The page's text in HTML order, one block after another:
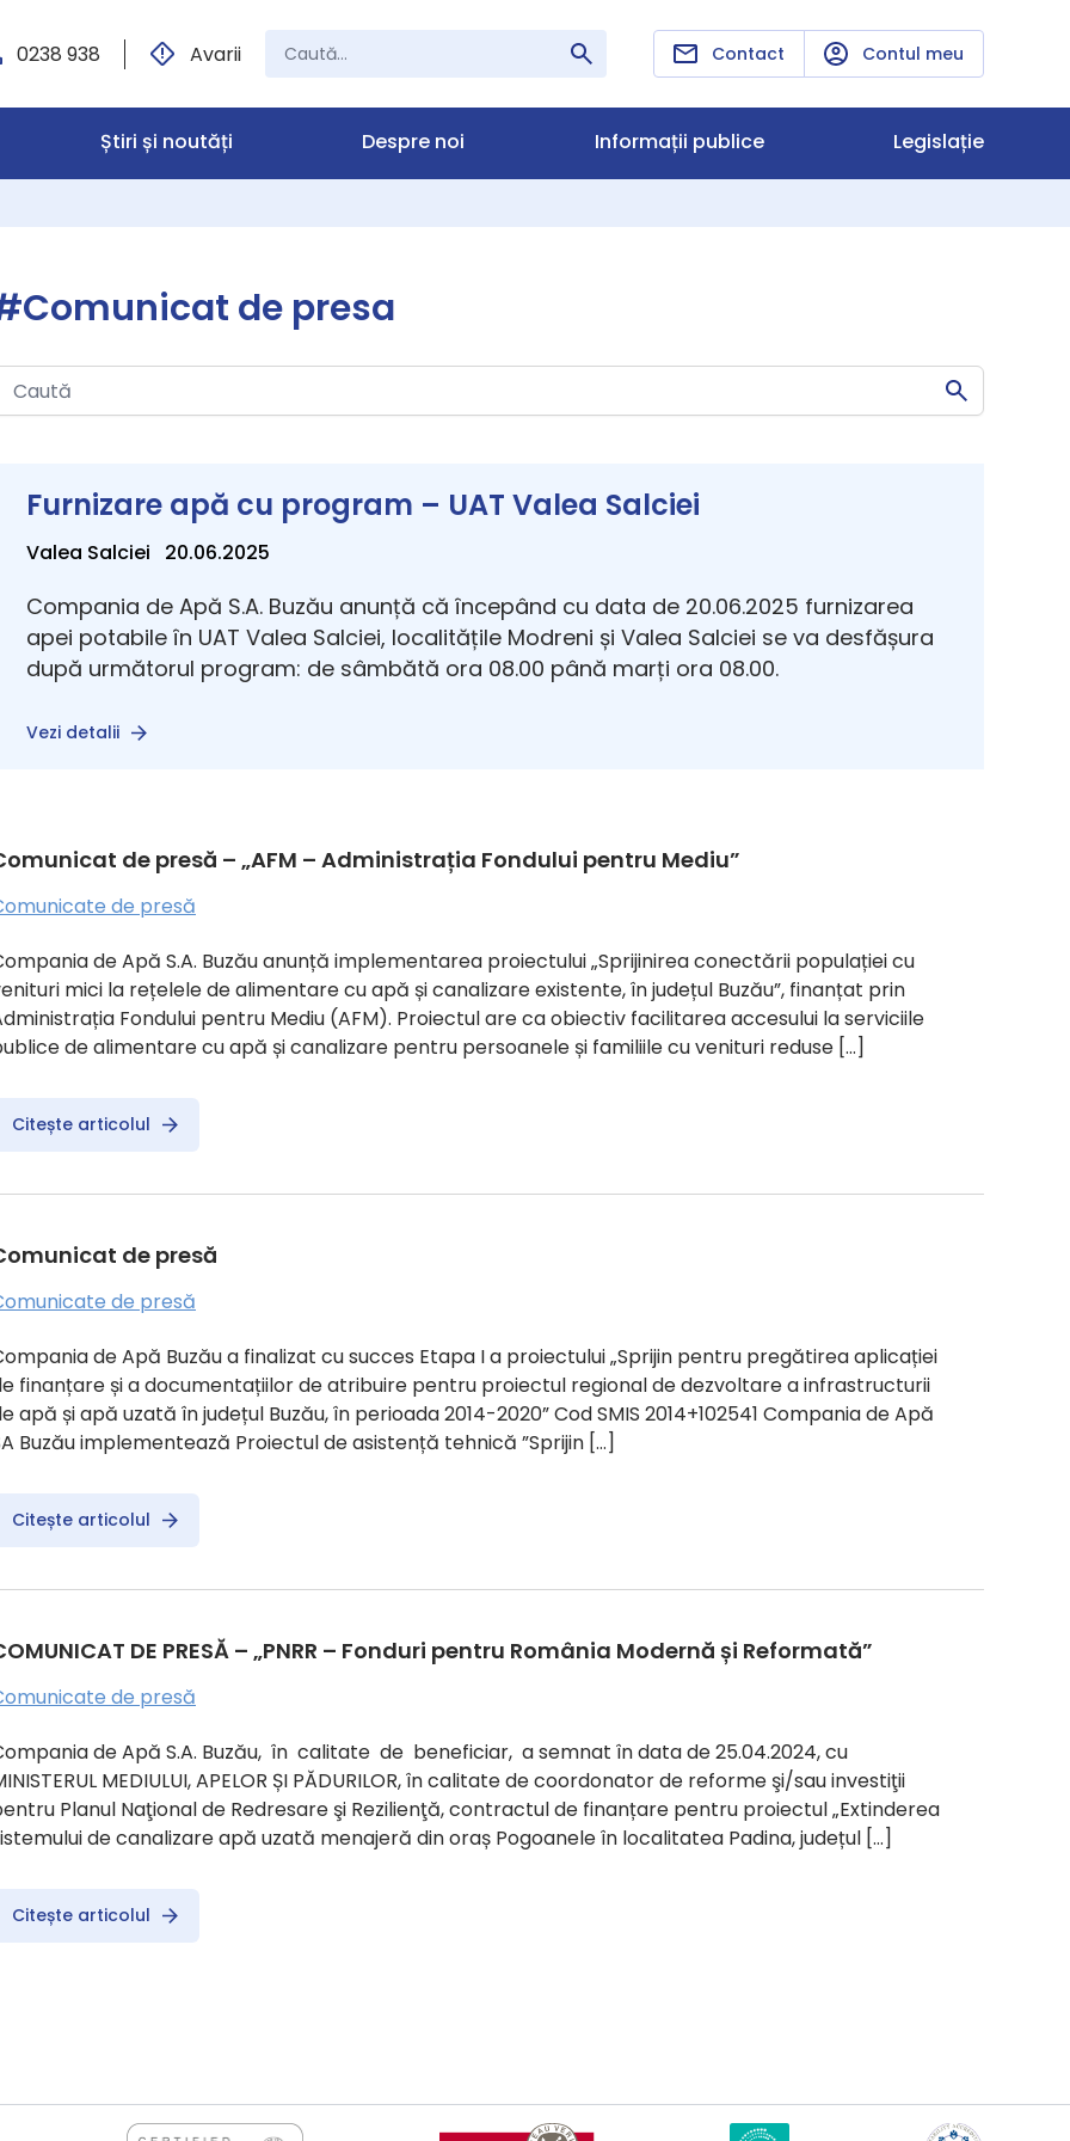
0238 938 Avarii Contact Contul meu
Știri și noutăți Despre noi Informații publice Legislație
de presa
Furnizare apă cu program – UAT Valea Salciei
Valea Salciei 20.06.2025
Compania de Apă S.A. Buzău anunță că începând cu data de 20.06.2025 furnizarea
apei potabile în UAT Valea Salciei, localitățile Modreni și Valea Salciei se va desfășura
după următorul program: de sâmbătă ora 08.00 până marți ora 08.00.
Vezi detalii
de presă – „AFM – Administrația Fondului pentru Mediu”
de presă
de Apă S.A. Buzău anunță implementarea proiectului „Sprijinirea conectării populației cu
mici la rețelele de alimentare cu apă și canalizare existente, în județul Buzău”, finanțat prin
Fondului pentru Mediu (AFM). Proiectul are ca obiectiv facilitarea accesului la serviciile
de alimentare cu apă și canalizare pentru persoanele și familiile cu venituri reduse […]
Citește articolul
de presă
de presă
de Apă Buzău a finalizat cu succes Etapa I a proiectului „Sprijin pentru pregătirea aplicației
finanțare și a documentațiilor de atribuire pentru proiectul regional de dezvoltare a infrastructurii
apă și apă uzată în județul Buzău, în perioada 2014-2020” Cod SMIS 2014+102541 Compania de Apă
Buzău implementează Proiectul de asistență tehnică ”Sprijin […]
Citește articolul
DE PRESĂ – „PNRR – Fonduri pentru România Modernă și Reformată”
de presă
de Apă S.A. Buzău, în calitate de beneficiar, a semnat în data de 25.04.2024, cu
MEDIULUI, APELOR ȘI PĂDURILOR, în calitate de coordonator de reforme şi/sau investiţii
Planul Naţional de Redresare şi Rezilienţă, contractul de finanțare pentru proiectul „Extinderea
de canalizare apă uzată menajeră din oraș Pogoanele în localitatea Padina, județul […]
Citește articolul